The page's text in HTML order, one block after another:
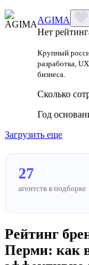
AGIMA
Нет
Крупный
разработка,
бизнеса.
Сколько
Год
Загрузить еще
27
агентств в подборке
Рейтинг
Перми: как